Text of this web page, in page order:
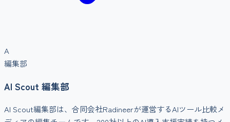
A
編集部
AI Scout 編集部
AI Scout編集部は、合同会社Radineerが運営するAIツール比較メ